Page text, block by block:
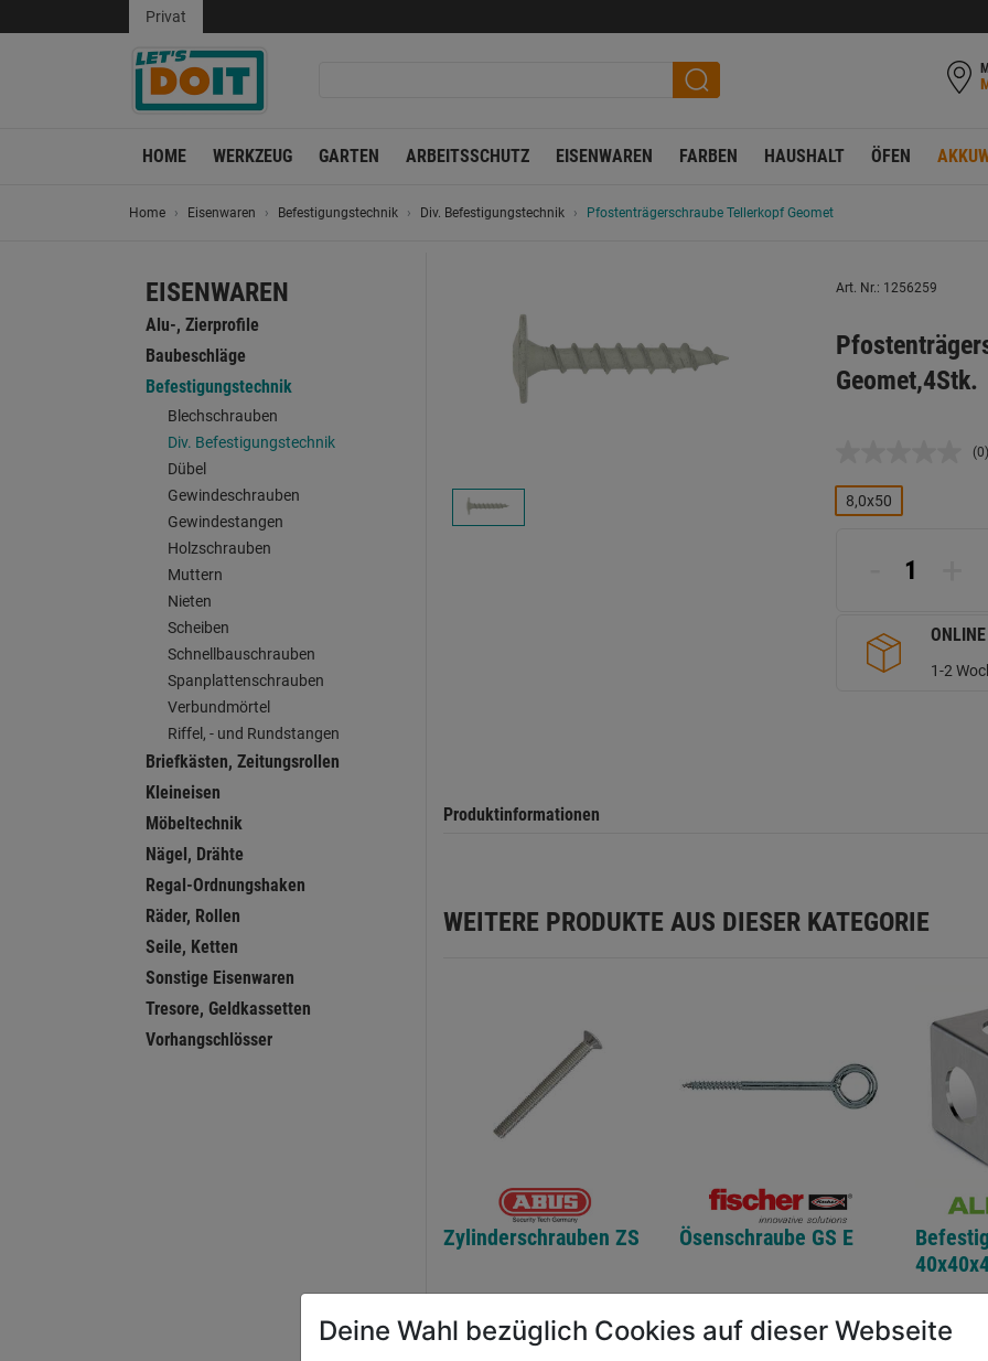
Privat
HOME WERKZEUG GARTEN ARBEITSSCHUTZ EISENWAREN FARBEN HAUSHALT ÖFEN
Home Eisenwaren Befestigungstechnik Div. Befestigungstechnik Pfostenträgerschraube Tellerkopf Geomet
EISENWAREN
Alu-, Zierprofile
Baubeschläge
Befestigungstechnik
Blechschrauben
Div. Befestigungstechnik
Dübel
Gewindeschrauben
Gewindestangen
Holzschrauben
Muttern
Nieten
Scheiben
Schnellbauschrauben
Spanplattenschrauben
Verbundmörtel
Riffel, - und Rundstangen
Briefkästen, Zeitungsrollen
Kleineisen
Möbeltechnik
Nägel, Drähte
Regal-Ordnungshaken
Räder, Rollen
Seile, Ketten
Sonstige Eisenwaren
Tresore, Geldkassetten
Vorhangschlösser
Art. Nr.: 1256259
Geomet,4Stk.
(0)
8,0x50
1-2
Produktinformationen
WEITERE PRODUKTE AUS DIESER KATEGORIE
Zylinderschrauben ZS
(0)
0.0
Ösenschraube GS E
0.0
0.0
0.0
Deine Wahl bezüglich Cookies auf dieser Webseite